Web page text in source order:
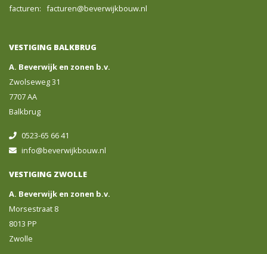
facturen: facturen@beverwijkbouw.nl
VESTIGING BALKBRUG
A. Beverwijk en zonen b.v.
Zwolseweg 31
7707 AA
Balkbrug
0523-65 66 41
info@beverwijkbouw.nl
VESTIGING ZWOLLE
A. Beverwijk en zonen b.v.
Morsestraat 8
8013 PP
Zwolle